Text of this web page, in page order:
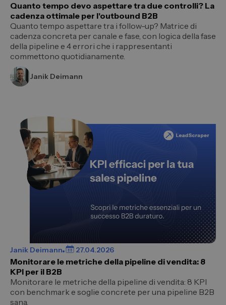
Quanto tempo devo aspettare tra due controlli? La
cadenza ottimale per l'outbound B2B
Quanto tempo aspettare tra i follow-up? Matrice di
cadenza concreta per canale e fase, con logica della fase
della pipeline e 4 errori che i rappresentanti
commettono quotidianamente.
Janik Deimann
Janik Deimann 27.04.2026
Monitorare le metriche della pipeline di vendita: 8
KPI per il B2B
Monitorare le metriche della pipeline di vendita: 8 KPI
con benchmark e soglie concrete per una pipeline B2B
sana.